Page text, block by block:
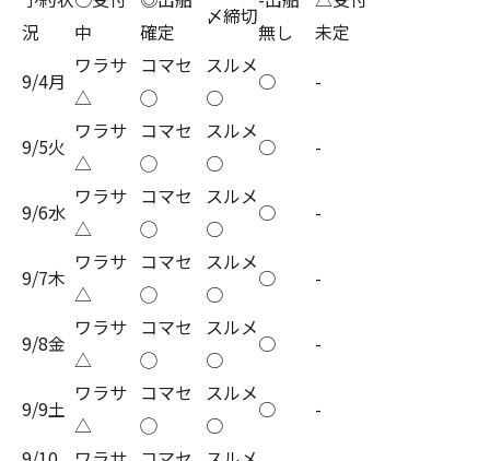
況
中
確定
〆締切
無し
未定
9/4月
ワラサ
△
コマセ
◯
スルメ
○
○ -
9/5火
ワラサ
△
コマセ
◯
スルメ
○
○ -
9/6水
ワラサ
△
コマセ
◯
スルメ
○
○ -
9/7木
ワラサ
△
コマセ
◯
スルメ
○
○ -
9/8金
ワラサ
△
コマセ
◯
スルメ
○
○ -
9/9土
ワラサ
△
コマセ
◯
スルメ
○
○
-